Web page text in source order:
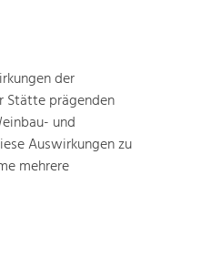
der
Stätte prägenden
und
Auswirkungen zu
mehrere